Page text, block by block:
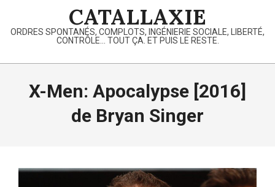
content
CATALLAXIE
ORDRES SPONTANÉS, COMPLOTS, INGÉNIERIE SOCIALE, LIBERTÉ,
CONTRÔLE… TOUT ÇA. ET PUIS LE RESTE.
Primary
X-Men: Apocalypse [2016]
de Bryan Singer